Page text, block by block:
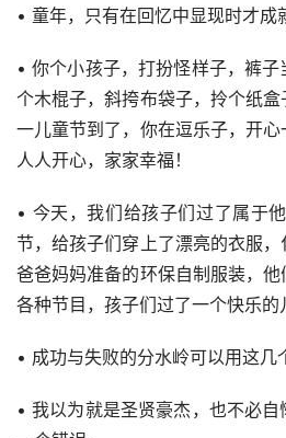
• 童年，只有在回忆中显现时才成
• 你个小孩子，打扮怪样子，裤
个木棍子，斜挎布袋子，拎个纸
一儿童节到了，你在逗乐子，开
人人开心，家家幸福！
• 今天，我们给孩子们过了属于
节，给孩子们穿上了漂亮的衣服
爸爸妈妈准备的环保自制服装，
各种节目，孩子们过了一个快乐的
• 成功与失败的分水岭可以用这几
• 我以为就是圣贤豪杰，也不必